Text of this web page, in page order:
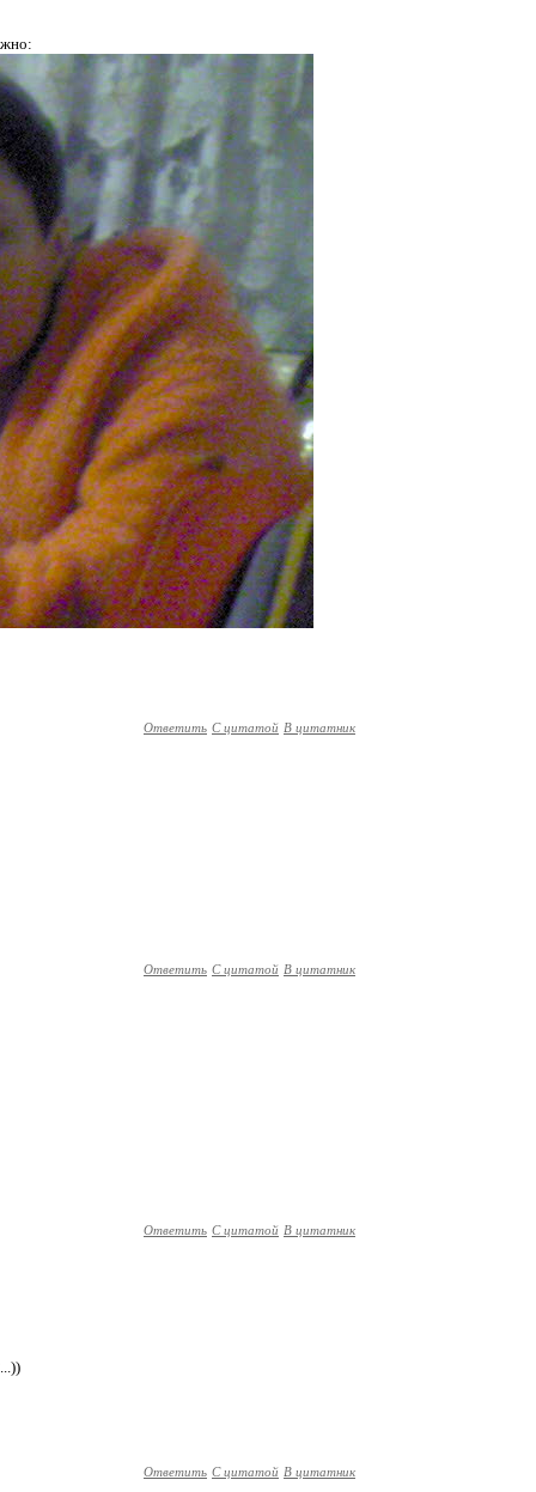
Ответить С цитатой В цитатник
Ответить С цитатой В цитатник
Ответить С цитатой В цитатник
Ответить С цитатой В цитатник